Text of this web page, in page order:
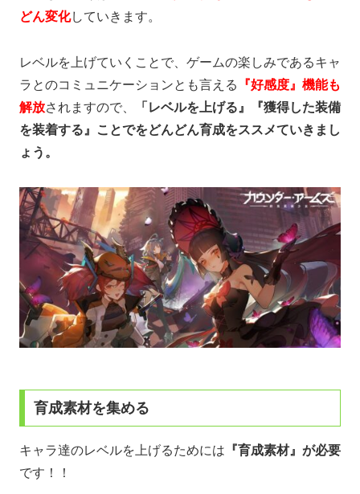
どん変化していきます。
レベルを上げていくことで、ゲームの楽しみであるキャ
ラとのコミュニケーションとも言える
『好感度』機能も
解放されますので、
「レベルを上げる』『獲得した装備
を装着する』ことでをどんどん育成をススメていきまし
ょう。
育成素材を集める
キャラ達のレベルを上げるためには 『育成素材』が必要
です！！